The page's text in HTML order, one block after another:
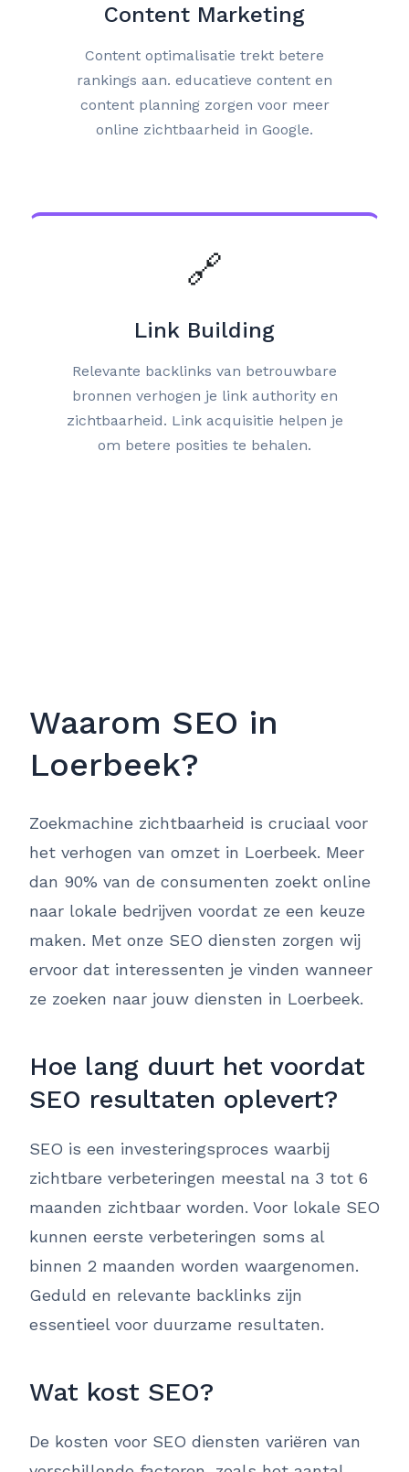
Content Marketing
Content optimalisatie trekt betere
rankings aan. educatieve content en
content planning zorgen voor meer
online zichtbaarheid in Google.
🔗
Link Building
Relevante backlinks van betrouwbare
bronnen verhogen je link authority en
zichtbaarheid. Link acquisitie helpen je
om betere posities te behalen.
Waarom SEO in
Loerbeek?
Zoekmachine zichtbaarheid is cruciaal voor
het verhogen van omzet in Loerbeek. Meer
dan 90% van de consumenten zoekt online
naar lokale bedrijven voordat ze een keuze
maken. Met onze SEO diensten zorgen wij
ervoor dat interessenten je vinden wanneer
ze zoeken naar jouw diensten in Loerbeek.
Hoe lang duurt het voordat
SEO resultaten oplevert?
SEO is een investeringsproces waarbij
zichtbare verbeteringen meestal na 3 tot 6
maanden zichtbaar worden. Voor lokale SEO
kunnen eerste verbeteringen soms al
binnen 2 maanden worden waargenomen.
Geduld en relevante backlinks zijn
essentieel voor duurzame resultaten.
Wat kost SEO?
De kosten voor SEO diensten variëren van